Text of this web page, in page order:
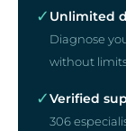
✓ Unlimited
Diagnose
without
✓Verified
306